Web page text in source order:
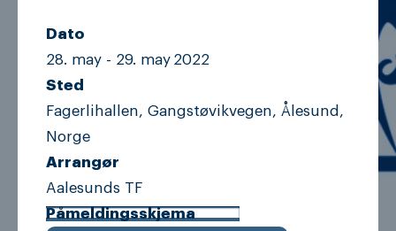
Dato
28. may - 29. may 2022
Sted
Fagerlihallen, Gangstøvikvegen, Ålesund,
Norge
Arrangør
Aalesunds TF
Påmeldingsskjema